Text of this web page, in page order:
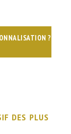
?
DES PLUS